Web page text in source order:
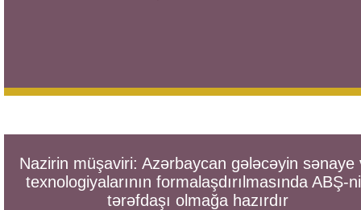
Nazirin müşaviri: Azərbaycan gələcəyin sənaye
texnologiyalarının formalaşdırılmasında ABŞ-
tərəfdaşı olmağa hazırdır